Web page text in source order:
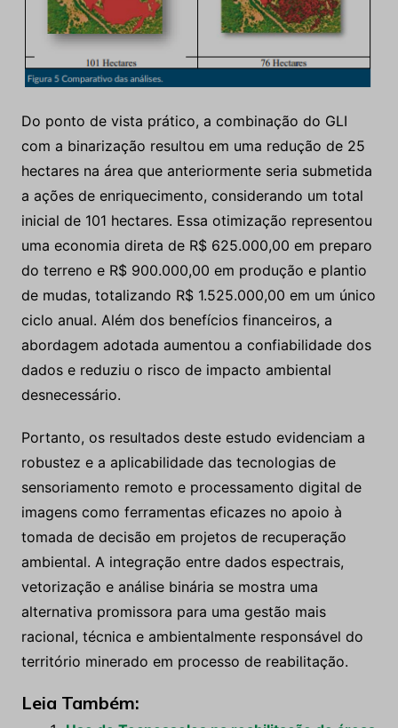
Do ponto de vista prático, a combinação do GLI
com a binarização resultou em uma redução de 25
hectares na área que anteriormente seria submetida
a ações de enriquecimento, considerando um total
inicial de 101 hectares. Essa otimização representou
uma economia direta de R$ 625.000,00 em preparo
do terreno e R$ 900.000,00 em produção e plantio
de mudas, totalizando R$ 1.525.000,00 em um único
ciclo anual. Além dos benefícios financeiros, a
abordagem adotada aumentou a confiabilidade dos
dados e reduziu o risco de impacto ambiental
desnecessário.
Portanto, os resultados deste estudo evidenciam a
robustez e a aplicabilidade das tecnologias de
sensoriamento remoto e processamento digital de
imagens como ferramentas eficazes no apoio à
tomada de decisão em projetos de recuperação
ambiental. A integração entre dados espectrais,
vetorização e análise binária se mostra uma
alternativa promissora para uma gestão mais
racional, técnica e ambientalmente responsável do
território minerado em processo de reabilitação.
Leia Também: